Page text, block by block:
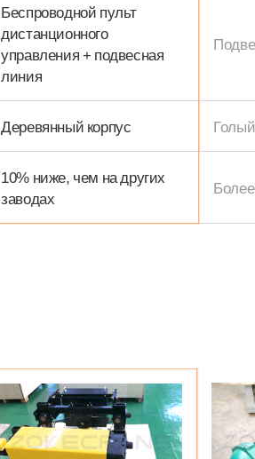
Беспроводной пульт
дистанционного
управления + подвесная
линия
Деревянный корпус
10% ниже, чем на других
заводах